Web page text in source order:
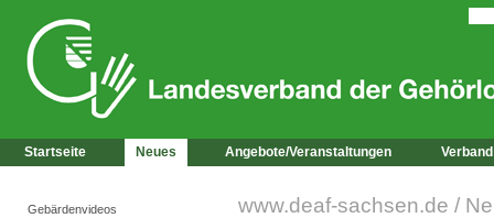
Startseite Neues Angebote/Veranstaltungen Verband
Gebärdenvideos www.deaf-sachsen.de /